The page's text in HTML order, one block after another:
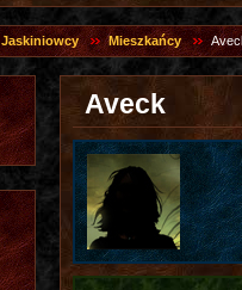
Jaskiniowcy Mieszkańcy
Aveck